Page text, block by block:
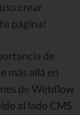
crear
página!
de
más allá en
de Webflow
al lado CMS